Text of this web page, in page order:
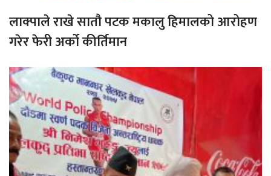
लाक्पाले राखे सातौ पटक मकालु हिमालको आरोहण
गरेर फेरी अर्को कीर्तिमान